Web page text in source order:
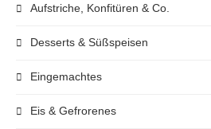
Aufstriche, Konfitüren & Co.
Desserts & Süßspeisen
Eingemachtes
Eis & Gefrorenes